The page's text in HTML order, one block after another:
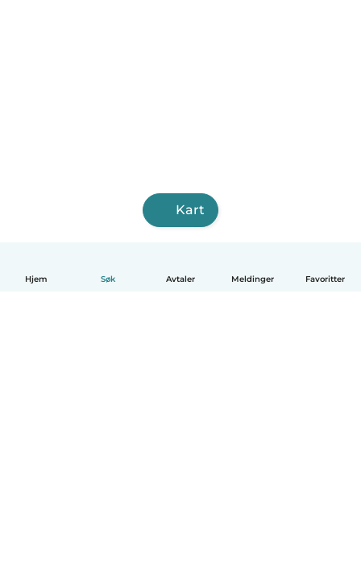
Hjem Søk Avtaler Meldinger Favoritter
Kart